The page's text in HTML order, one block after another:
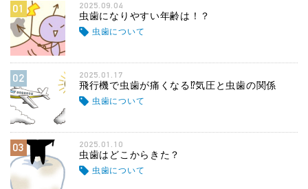
01 2025.09.04
虫歯になりやすい年齢は！？
虫歯について
02 2025.01.17
飛行機で虫歯が痛くなる⁉気圧と虫歯の関係
虫歯について
03 2025.01.10
虫歯はどこからきた？
虫歯について